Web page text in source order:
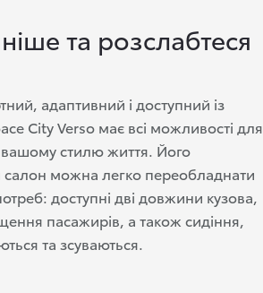
та розслабтеся
адаптивний і доступний із
City Verso має всі можливості для
вашому стилю життя. Його
можна легко переобладнати
доступні дві довжини кузова,
пасажирів, а також сидіння,
та зсуваються.